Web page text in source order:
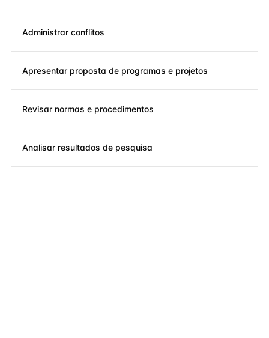
Administrar conflitos
Apresentar proposta de programas e projetos
Revisar normas e procedimentos
Analisar resultados de pesquisa